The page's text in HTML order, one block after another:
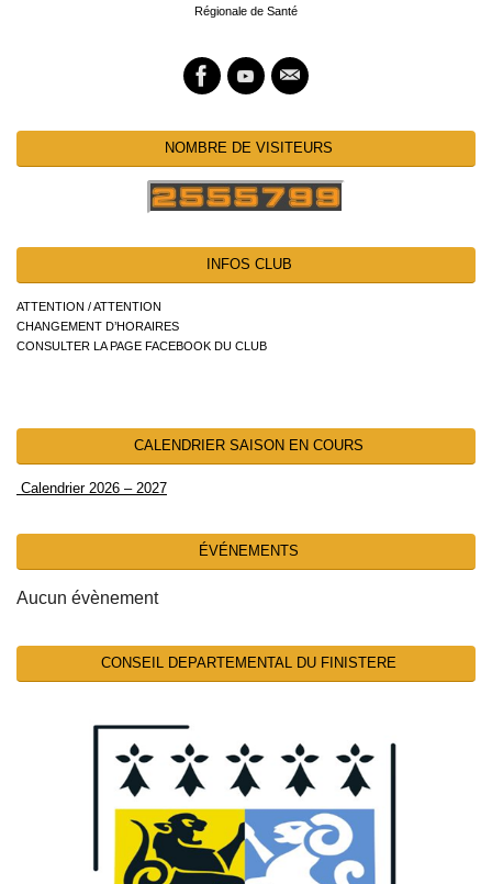
Régionale de Santé
NOMBRE DE VISITEURS
INFOS CLUB
ATTENTION / ATTENTION
CHANGEMENT D’HORAIRES
CONSULTER LA PAGE FACEBOOK DU CLUB
CALENDRIER SAISON EN COURS
Calendrier 2026 – 2027
ÉVÉNEMENTS
Aucun évènement
CONSEIL DEPARTEMENTAL DU FINISTERE